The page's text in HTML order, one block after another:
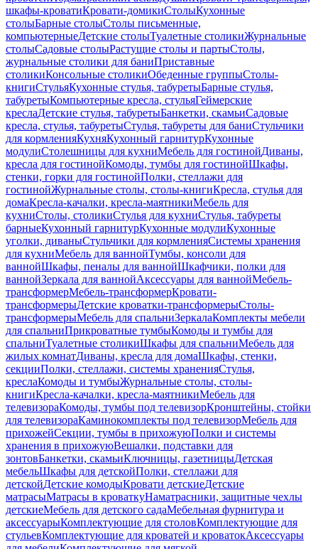
шкафы-кроватиКровати-домикиСтолыКухонные
столыБарные столыСтолы письменные,
компьютерныеДетские столыТуалетные столикиЖурнальные
столыСадовые столыРастущие столы и партыСтолы,
журнальные столики для баниПриставные
столикиКонсольные столикиОбеденные группыСтолы-
книгиСтульяКухонные стулья, табуретыБарные стулья,
табуретыКомпьютерные кресла, стульяГеймерские
креслаДетские стулья, табуретыБанкетки, скамьиСадовые
кресла, стулья, табуретыСтулья, табуреты для баниСтульчики
для кормленияКухняКухонный гарнитурКухонные
модулиСтолешницы для кухниМебель для гостинойДиваны,
кресла для гостинойКомоды, тумбы для гостинойШкафы,
стенки, горки для гостинойПолки, стеллажи для
гостинойЖурнальные столы, столы-книгиКресла, стулья для
домаКресла-качалки, кресла-маятникиМебель для
кухниСтолы, столикиСтулья для кухниСтулья, табуреты
барныеКухонный гарнитурКухонные модулиКухонные
уголки, диваныСтульчики для кормленияСистемы хранения
для кухниМебель для ваннойТумбы, консоли для
ваннойШкафы, пеналы для ваннойШкафчики, полки для
ваннойЗеркала для ваннойАксессуары для ваннойМебель-
трансформерМебель-трансформерКровати-
трансформерыДетские кроватки-трансформерыСтолы-
трансформерыМебель для спальниЗеркалаКомплекты мебели
для спальниПрикроватные тумбыКомоды и тумбы для
спальниТуалетные столикиШкафы для спальниМебель для
жилых комнатДиваны, кресла для домаШкафы, стенки,
секцииПолки, стеллажи, системы храненияСтулья,
креслаКомоды и тумбыЖурнальные столы, столы-
книгиКресла-качалки, кресла-маятникиМебель для
телевизораКомоды, тумбы под телевизорКронштейны, стойки
для телевизораКаминокомплекты под телевизорМебель для
прихожейСекции, тумбы в прихожуюПолки и системы
хранения в прихожуюВешалки, подставки для
зонтовБанкетки, скамьиКлючницы, газетницыДетская
мебельШкафы для детскойПолки, стеллажи для
детскойДетские комодыКровати детскиеДетские
матрасыМатрасы в кроваткуНаматрасники, защитные чехлы
детскиеМебель для детского садаМебельная фурнитура и
аксессуарыКомплектующие для столовКомплектующие для
стульевКомплектующие для кроватей и кроватокАксессуары